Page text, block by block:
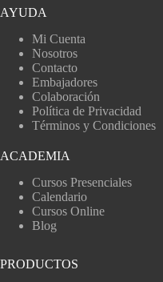
AYUDA
Mi Cuenta
Nosotros
Contacto
Embajadores
Colaboración
Política de Privacidad
Términos y Condiciones
ACADEMIA
Cursos Presenciales
Calendario
Cursos Online
Blog
PRODUCTOS